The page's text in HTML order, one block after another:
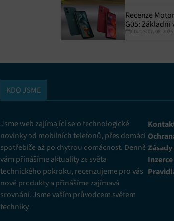
Recenze
G05: Základní
skvělá výdrž
Čtvrtek 07. 08. 2025
KDO JSME
Jsme web zajímající se o technologické
novinky od mobilních telefonů, přes domácí
spotřebiče až po chytrou domácnost. Denně
vám přinášíme aktuality ze světa
technického pokroku, recenzujeme pro vás
nové produkty a přinášíme zajímavá
srovnání. Jsme vaším průvodcem světem
techniky.
Inzerce